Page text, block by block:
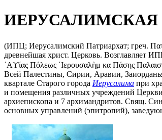
ИЕРУСАЛИМСКАЯ
(ИПЦ; Иерусалимский Патриархат; греч.
древнейшая христ. Церковь. Возглавляет
῾Αϒίας Πόλεως ῾Ιερουσαλὴμ κα Πάσης
Всей Палестины, Сирии, Аравии,
квартале Старого города Иерусалима при
и помещения различных учреждений
архиепископа и 7 архимандритов. Свящ.
основных управлений (эпитропий),